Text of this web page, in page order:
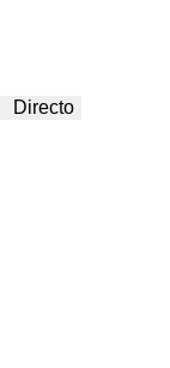
Directo